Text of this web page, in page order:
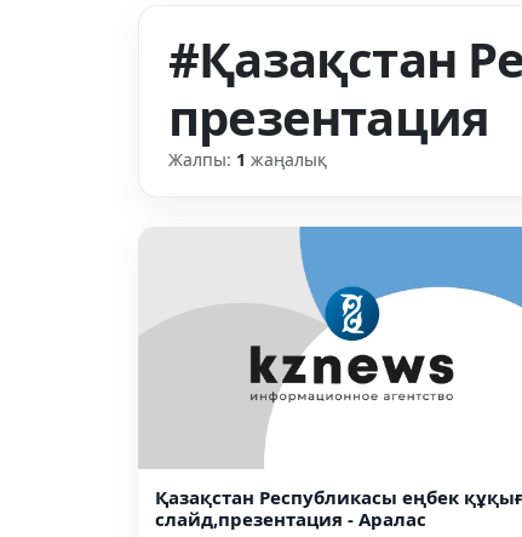
#Қазақстан
презентация
Жалпы: 1 жаңалық
Қазақстан Республикасы еңбек
слайд,презентация - Аралас